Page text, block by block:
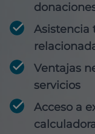
Asistencia
Ventajas
servicios
Acceso a